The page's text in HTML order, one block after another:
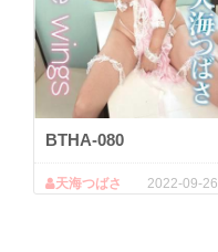
BTHA-080
2022-09-26
天海つばさ